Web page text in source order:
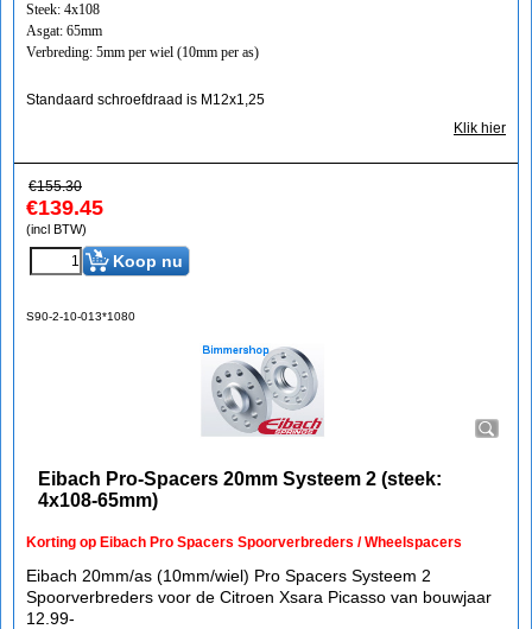
Steek: 4x108
Asgat: 65mm
Verbreding: 5mm per wiel (10mm per as)
Standaard schroefdraad is M12x1,25
Klik hier
€155.30
€139.45
(incl BTW)
Koop nu
S90-2-10-013*1080
Eibach Pro-Spacers 20mm Systeem 2 (steek:
4x108-65mm)
Korting op Eibach Pro Spacers Spoorverbreders / Wheelspacers
Eibach 20mm/as (10mm/wiel) Pro Spacers Systeem 2
Spoorverbreders voor de Citroen Xsara Picasso van bouwjaar
12.99-